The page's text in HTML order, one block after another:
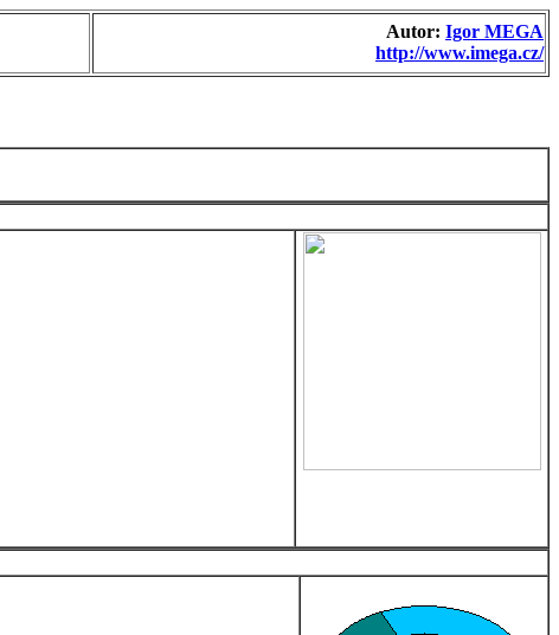
Autor: Igor MEGA
http://www.imega.cz/